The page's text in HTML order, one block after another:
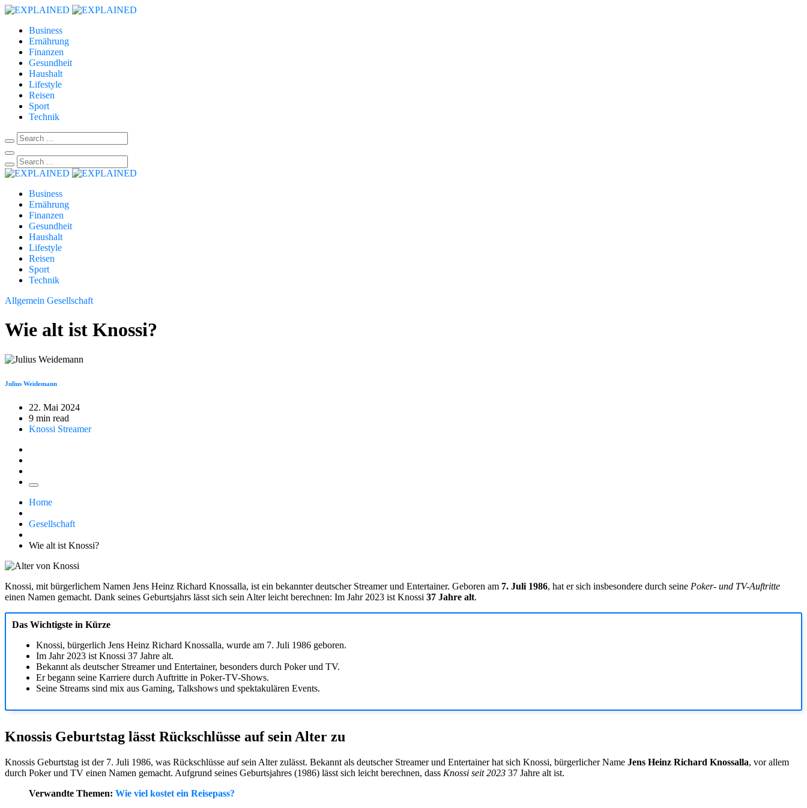
Business
Ernährung
Finanzen
Gesundheit
Haushalt
Lifestyle
Reisen
Sport
Technik
Business
Ernährung
Finanzen
Gesundheit
Haushalt
Lifestyle
Reisen
Sport
Technik
Allgemein Gesellschaft
Wie alt ist Knossi?
Julius Weidemann
22. Mai 2024
9 min read
Knossi Streamer
Home
Gesellschaft
Wie alt ist Knossi?
Knossi, mit bürgerlichem Namen Jens Heinz Richard Knossalla, ist ein bekannter deutscher Streamer und Entertainer. Geboren am 7. Juli 1986, hat er sich insbesondere durch seine Poker- und TV-Auftritte
einen Namen gemacht. Dank seines Geburtsjahrs lässt sich sein Alter leicht berechnen: Im Jahr 2023 ist Knossi 37 Jahre alt.
Das Wichtigste in Kürze
Knossi, bürgerlich Jens Heinz Richard Knossalla, wurde am 7. Juli 1986 geboren.
Im Jahr 2023 ist Knossi 37 Jahre alt.
Bekannt als deutscher Streamer und Entertainer, besonders durch Poker und TV.
Er begann seine Karriere durch Auftritte in Poker-TV-Shows.
Seine Streams sind mix aus Gaming, Talkshows und spektakulären Events.
Knossis Geburtstag lässt Rückschlüsse auf sein Alter zu
Knossis Geburtstag ist der 7. Juli 1986, was Rückschlüsse auf sein Alter zulässt. Bekannt als deutscher Streamer und Entertainer hat sich Knossi, bürgerlicher Name Jens Heinz Richard Knossalla, vor allem
durch Poker und TV einen Namen gemacht. Aufgrund seines Geburtsjahres (1986) lässt sich leicht berechnen, dass Knossi seit 2023 37 Jahre alt ist.
Verwandte Themen: Wie viel kostet ein Reisepass?